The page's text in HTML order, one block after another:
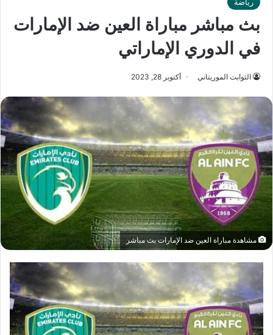
بث مباشر مباراة العين ضد الإمارات
في الدوري الإماراتي
الثوابت الموريتاني أكتوبر 28, 2023
مشاهدة مباراة العين ضد الإمارات بث مباشر